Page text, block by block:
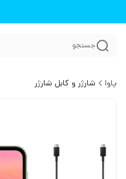
جستجو
پاوا شارژر و کابل شارژر